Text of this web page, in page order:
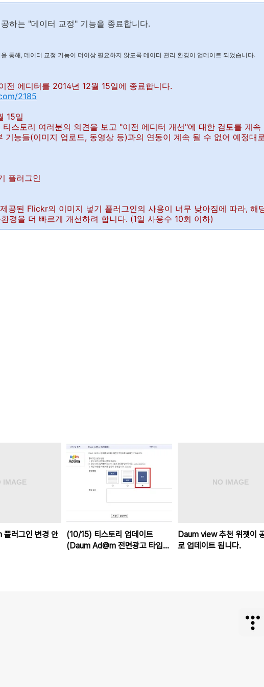
하는 "데이터 교정" 기능을 종료합니다.
통해, 데이터 교정 기능이 더이상 필요하지 않도록 데이터 관리 환경이 업데이트 되었습니다.
전 에디터를 2014년 12월 15일에 종료합니다.
2185
15일
스토리 여러분의 의견을 보고 "이전 에디터 개선"에 대한 검토를 계속
기능들(이미지 업로드, 동영상 등)과의 연동이 계속 될 수 없어 예정대
플러그인
공된 Flickr의 이미지 넣기 플러그인의 사용이 너무 낮아짐에 따라, 해
경을 더 빠르게 개선하려 합니다. (1일 사용수 10회 이하)
플러그인 변경 안
(10/15) 티스토리 업데이트
(Daum Ad@m 전면광고 타입
Daum view 추천 위젯이
로 업데이트 됩니다.